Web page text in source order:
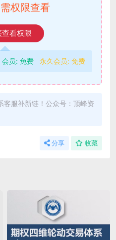
权限查看
查看权限
会员: 免费 永久会员: 免费
客服补新链！公众号：顶峰资
分享 收藏